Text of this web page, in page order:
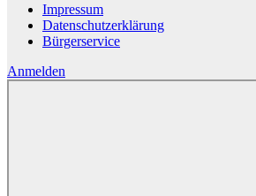
Impressum
Datenschutzerklärung
Bürgerservice
Anmelden